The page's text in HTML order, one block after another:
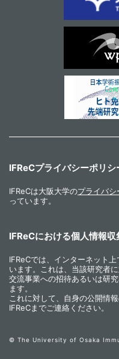
IFReCプライバシーポリシ
IFReCは大阪大学のプライバシ
っています。
IFReCにおける個人情報
IFReCでは、インターネット
います。これは、当該研究者
交流事業への招待あるいは研
ます。
これに対して、自身の公開情
IFReCまでご連絡ください。
© The University of Osaka